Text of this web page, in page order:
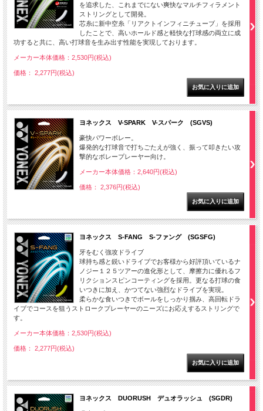
を追求した、これまでにない爽快なマルチフィラメント
ストリングとして開発。
芯糸に新中空糸「リアクトインフィニチューブ」を採用
したことで、高いホールド感と軽快な打球感の両立に成
功すると共に、高い打球音を生み出す性能を実現しております。
メーカー本体価格：2,530円(税込)
価格： 2,277円(税込)
ヨネックス V-SPARK V-スパーク (SGVS)
豪快パワーボレー。
爆発的な打球音で打ちごたえが強く、振って叩きたい攻
撃的なボレープレーヤー向け。
メーカー本体価格：2,640円(税込)
価格： 2,376円(税込)
ヨネックス S-FANG S-ファング (SGSFG)
牙をむく強攻ドライブ
球持ち感と鋭いドライブでお客様から好評頂いているナ
ノジー１２５ツアーの進化形として、摩擦力に優れるフ
リクションスピンコーティングを採用。更なる打球の食
いつきに加え、かつてない強烈なドライブを実現。
柔らかな食いつきでボールをしっかり掴み、高回転ドラ
イブでコースを狙うストロークプレーヤーのニーズにお応えするストリングで
す。
メーカー本体価格：2,530円(税込)
価格： 2,277円(税込)
ヨネックス DUORUSH デュオラッシュ (SGDR)